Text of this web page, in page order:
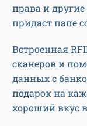
права и
придаст папе
Встроенная
сканеров и
данных с
подарок на
хороший вкус